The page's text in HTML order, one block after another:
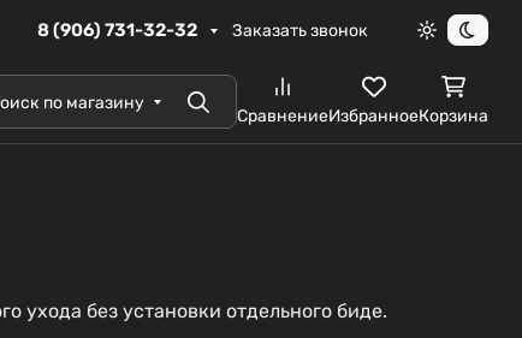
8 (906) 731-32-32 Заказать звонок
Светлая
по магазину ПоискСравнениеИзбранноеКорзина
ухода без установки отдельного биде.